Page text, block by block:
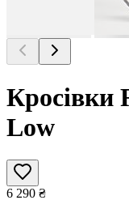
Кросівки
Low
6 290 ₴